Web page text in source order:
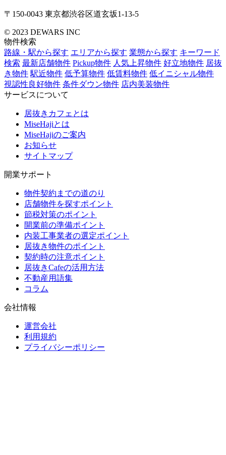
〒150-0043 東京都渋谷区道玄坂1-13-5
© 2023 DEWARS INC
物件検索
路線・駅から探す エリアから探す 業態から探す キーワード
検索 最新店舗物件 Pickup物件 人気上昇物件 好立地物件 居抜
き物件 駅近物件 低予算物件 低賃料物件 低イニシャル物件
視認性良好物件 条件ダウン物件 店内美装物件
サービスについて
居抜きカフェとは
MiseHajiとは
MiseHajiのご案内
お知らせ
サイトマップ
開業サポート
物件契約までの道のり
店舗物件を探すポイント
節税対策のポイント
開業前の準備ポイント
内装工事業者の選定ポイント
居抜き物件のポイント
契約時の注意ポイント
居抜きCafeの活用方法
不動産用語集
コラム
会社情報
運営会社
利用規約
プライバシーポリシー